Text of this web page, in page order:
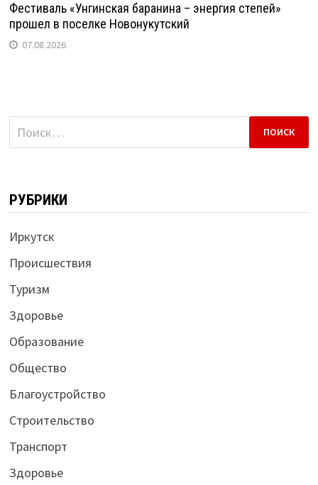
Фестиваль «Унгинская баранина – энергия степей»
прошел в поселке Новонукутский
07.08.2026
Найти:
РУБРИКИ
Иркутск
Происшествия
Туризм
Здоровье
Образование
Общество
Благоустройство
Строительство
Транспорт
Здоровье